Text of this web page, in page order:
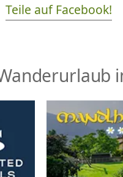
Teile auf Facebook!